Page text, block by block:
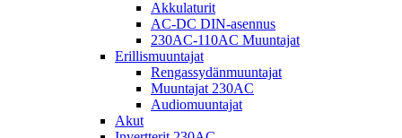
Akkulaturit
AC-DC DIN-asennus
230AC-110AC Muuntajat
Erillismuuntajat
Rengassydänmuuntajat
Muuntajat 230AC
Audiomuuntajat
Akut